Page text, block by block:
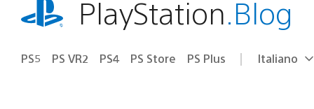
PlayStation.Blog
PS5 PS VR2 PS4 PS Store PS Plus Seleziona
Regione
Italiano